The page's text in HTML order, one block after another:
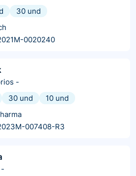
30 und
0020240
-
30 und
10 und
007408-R3
-